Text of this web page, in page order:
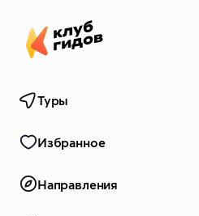
Туры
Избранное
Направления